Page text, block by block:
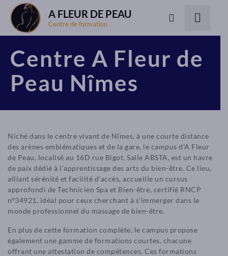
A FLEUR DE PEAU
Centre de formation
Centre A Fleur de
Peau Nîmes
Niché dans le centre vivant de Nîmes, à une courte distance
des arènes emblématiques et de la gare, le campus d’A Fleur
de Peau, localisé au 16D rue Bigot, Salle ABSTA, est un havre
de paix dédié à l’apprentissage des arts du bien-être. Ce lieu,
alliant sérénité et facilité d’accès, accueille un cursus
approfondi de Technicien Spa et Bien-être, certifié RNCP
n°34921, idéal pour ceux cherchant à s’immerger dans le
monde professionnel du massage de bien-être.
En plus de cette formation complète, le campus propose
également une gamme de formations courtes, chacune
offrant une attestation de compétences. Ces formations